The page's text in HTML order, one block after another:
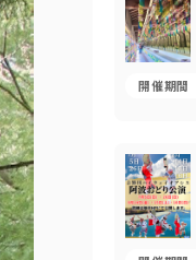
開催期間